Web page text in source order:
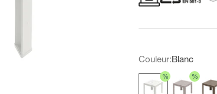
Couleur:Blanc
Blanc %Lin %